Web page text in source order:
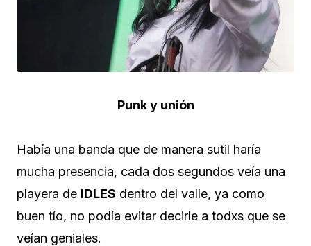
Punk y unión
Había una banda que de manera sutil haría
mucha presencia, cada dos segundos veía una
playera de IDLES dentro del valle, ya como
buen tío, no podía evitar decirle a todxs que se
veían geniales.